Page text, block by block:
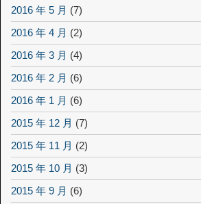
2016 年 5 月 (7)
2016 年 4 月 (2)
2016 年 3 月 (4)
2016 年 2 月 (6)
2016 年 1 月 (6)
2015 年 12 月 (7)
2015 年 11 月 (2)
2015 年 10 月 (3)
2015 年 9 月 (6)